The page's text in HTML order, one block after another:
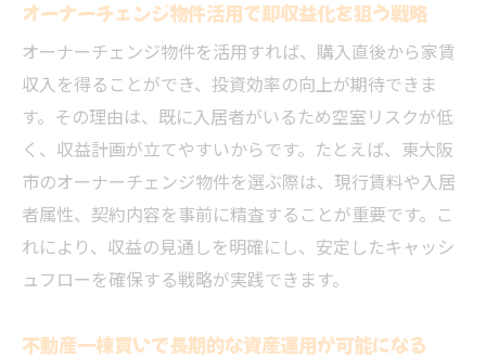
オーナーチェンジ物件活用で即収益化を狙う戦略
オーナーチェンジ物件を活用すれば、購入直後から家賃
収入を得ることができ、投資効率の向上が期待できま
す。その理由は、既に入居者がいるため空室リスクが低
く、収益計画が立てやすいからです。たとえば、東大阪
市のオーナーチェンジ物件を選ぶ際は、現行賃料や入居
者属性、契約内容を事前に精査することが重要です。こ
れにより、収益の見通しを明確にし、安定したキャッシ
ュフローを確保する戦略が実践できます。
不動産一棟買いで長期的な資産運用が可能になる